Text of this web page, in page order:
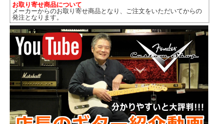
お取り寄せ商品について
メーカーからのお取り寄せ商品となり、ご注文をいただいてからの
発注となります。